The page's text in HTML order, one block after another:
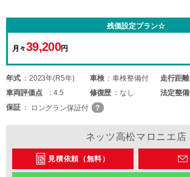
残価設定プラン☆
月々39,200円
年式 2023年(R5年) 車検 車検整備付 走行距離
車両評価点 4.5 修復歴 なし 法定整備
保証
ロングラン保証付
ネッツ高松マロニエ店
見積依頼（無料）